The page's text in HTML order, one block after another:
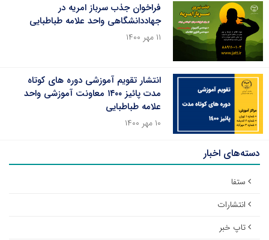
فراخوان جذب سرباز امریه در
جهاددانشگاهی واحد علامه طباطبایی
۱۱ مهر ۱۴۰۰
انتشار تقویم آموزشی دوره های کوتاه
مدت پائیز ۱۴۰۰ معاونت آموزشی واحد
علامه طباطبایی
۱۰ مهر ۱۴۰۰
دسته‌های اخبار
ستفا
انتشارات
تاپ خبر